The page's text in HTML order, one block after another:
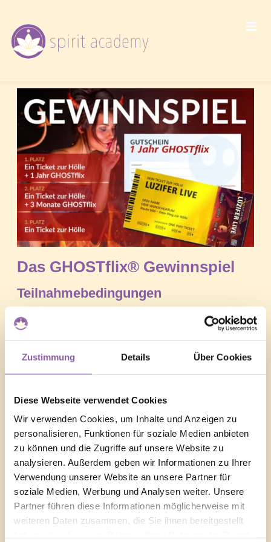
Zustimmung Details Über Cookies
Diese Webseite verwendet Cookies
Wir verwenden Cookies, um Inhalte und Anzeigen zu
personalisieren, Funktionen für soziale Medien anbieten
zu können und die Zugriffe auf unsere Website zu
analysieren. Außerdem geben wir Informationen zu Ihrer
Verwendung unserer Website an unsere Partner für
soziale Medien, Werbung und Analysen weiter. Unsere
Partner führen diese Informationen möglicherweise mit
weiteren Daten zusammen, die Sie ihnen bereitgestellt
Das GHOSTflix® Gewinnspiel
Teilnahmebedingungen
Hinweis:
Das Gewinnspiel steht in keiner Verbindung zu
Instagram/Facebook und wird in auch keiner Weise von
Instagram/Facebook gesponsert, unterstützt oder
organisiert. Es ist eine Aktion von GHOSTflix.TV.
Teilnahme erfolgt über den Kommentar „Schickt mich auf
Post ausgewertet. Kommentare unter möglicherweise
geteilten Inhalten, werden nicht berücksichtigt.
Das Gewinnspiel startet am 21.08.2022 und endet am
04.09.2022 um 15:00 Uhr. Die Gewinner werden durch
einen Zufallsgenerator ausgewählt. Kontaktiert werden die